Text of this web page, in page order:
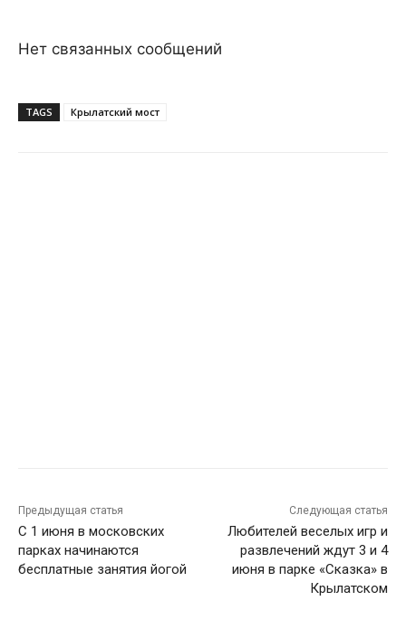
Нет связанных сообщений
TAGS Крылатский мост
Предыдущая статья
С 1 июня в московских
парках начинаются
бесплатные занятия йогой
Следующая статья
Любителей веселых игр и
развлечений ждут 3 и 4
июня в парке «Сказка» в
Крылатском